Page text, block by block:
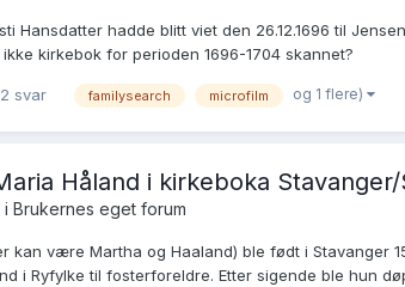
Hansdatter hadde blitt viet den 26.12.1696 til
kirkebok for perioden 1696-1704 skannet?
2 svar familysearch microfilm og 1 flere)
Håland i kirkeboka Stavanger/
i Brukernes eget forum
kan være Martha og Haaland) ble født i Stavanger
i Ryfylke til fosterforeldre. Etter sigende ble hun